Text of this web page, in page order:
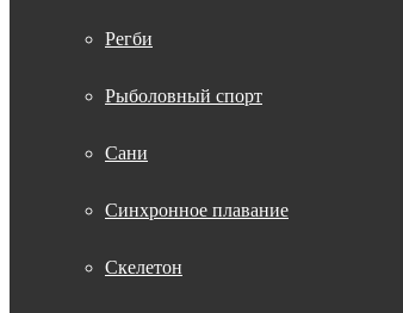
Регби
Рыболовный спорт
Сани
Синхронное плавание
Скелетон